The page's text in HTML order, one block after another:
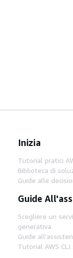
Inizia
Tutorial pratici
Biblioteca di
Guide alle
Guide
Scegliere un
generativa
Guide
Tutorial AWS CLI